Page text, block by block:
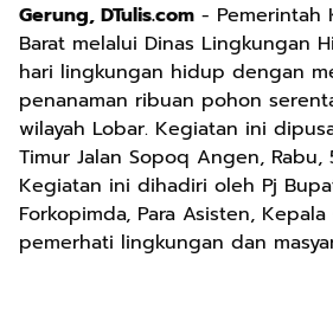
Gerung, DTulis.com - Pemerintah
Barat melalui Dinas Lingkungan
hari lingkungan hidup dengan
penanaman ribuan pohon
wilayah Lobar. Kegiatan ini
Timur Jalan Sopoq Angen, Rabu,
Kegiatan ini dihadiri oleh Pj
Forkopimda, Para Asisten,
pemerhati lingkungan dan